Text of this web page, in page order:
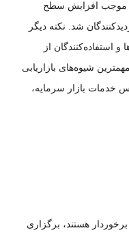
موجب افزایش سطح
‌شد. نکته دیگر
استفاده‌کنندگان از
شیوه‌های بازاریابی
خدمات بازار سرمایه،
هستند، برگزاری